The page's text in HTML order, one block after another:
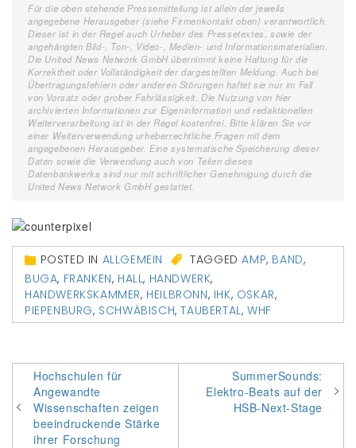
Für die oben stehende Pressemitteilung ist allein der jeweils
angegebene Herausgeber (siehe Firmenkontakt oben) verantwortlich.
Dieser ist in der Regel auch Urheber des Pressetextes, sowie der
angehängten Bild-, Ton-, Video-, Medien- und Informationsmaterialien.
Die United News Network GmbH übernimmt keine Haftung für die
Korrektheit oder Vollständigkeit der dargestellten Meldung. Auch bei
Übertragungsfehlern oder anderen Störungen haftet sie nur im Fall
von Vorsatz oder grober Fahrlässigkeit. Die Nutzung von hier
archivierten Informationen zur Eigeninformation und redaktionellen
Weiterverarbeitung ist in der Regel kostenfrei. Bitte klären Sie vor
einer Weiterverwendung urheberrechtliche Fragen mit dem
angegebenen Herausgeber. Eine systematische Speicherung dieser
Daten sowie die Verwendung auch von Teilen dieses
Datenbankwerks sind nur mit schriftlicher Genehmigung durch die
United News Network GmbH gestattet.
POSTED IN ALLGEMEIN TAGGEDAMP, BAND,
BUGA, FRANKEN, HALL, HANDWERK,
HANDWERKSKAMMER, HEILBRONN, IHK, OSKAR,
PIEPENBURG, SCHWÄBISCH,TAUBERTAL,WHF
Beitragsnavigation
Hochschulen für
Angewandte
Wissenschaften zeigen
beeindruckende Stärke
ihrer Forschung
SummerSounds:
Elektro-Beats auf der
HSB-Next-Stage